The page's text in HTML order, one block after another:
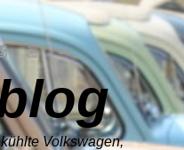
Volkswagen,